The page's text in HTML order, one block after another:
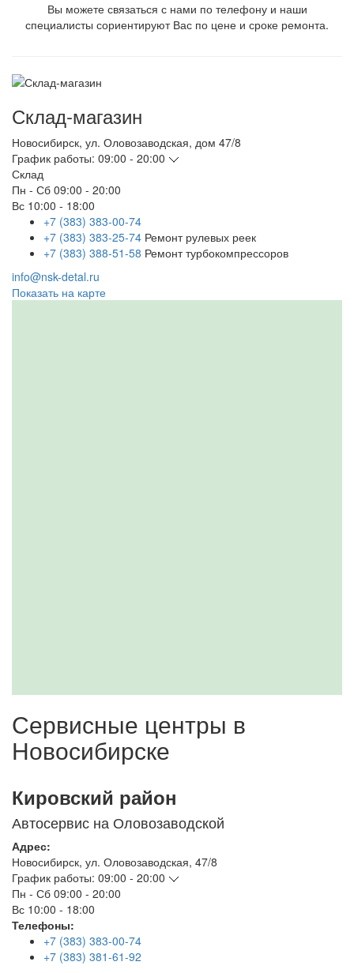
Вы можете связаться с нами по телефону и наши
специалисты сориентируют Вас по цене и сроке ремонта.
Склад-магазин
Новосибирск, ул. Оловозаводская, дом 47/8
График работы: 09:00 - 20:00
Склад
Пн - Сб 09:00 - 20:00
Вс 10:00 - 18:00
+7 (383) 383-00-74
+7 (383) 383-25-74 Ремонт рулевых реек
+7 (383) 388-51-58 Ремонт турбокомпрессоров
info@nsk-detal.ru
Показать на карте
Сервисные центры в
Новосибирске
Кировский район
Автосервис на Оловозаводской
Адрес:
Новосибирск, ул. Оловозаводская, 47/8
График работы: 09:00 - 20:00
Пн - Сб 09:00 - 20:00
Вс 10:00 - 18:00
Телефоны:
+7 (383) 383-00-74
+7 (383) 381-61-92